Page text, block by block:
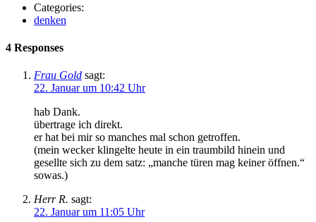
Categories:
denken
4 Responses
Frau Gold sagt:
22. Januar um 10:42 Uhr
hab Dank.
übertrage ich direkt.
er hat bei mir so manches mal schon getroffen.
(mein wecker klingelte heute in ein traumbild hinein und
gesellte sich zu dem satz: „manche türen mag keiner öffnen.“
sowas.)
Herr R. sagt:
22. Januar um 11:05 Uhr